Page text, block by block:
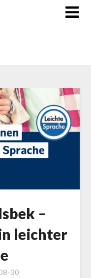
–
leichter
30